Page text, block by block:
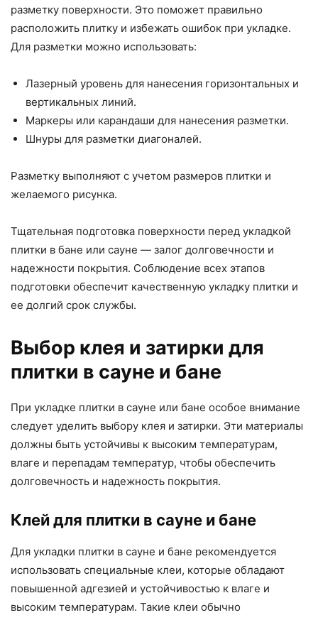
разметку поверхности. Это поможет правильно
расположить плитку и избежать ошибок при укладке.
Для разметки можно использовать:
Лазерный уровень для нанесения горизонтальных и
вертикальных линий.
Маркеры или карандаши для нанесения разметки.
Шнуры для разметки диагоналей.
Разметку выполняют с учетом размеров плитки и
желаемого рисунка.
Тщательная подготовка поверхности перед укладкой
плитки в бане или сауне — залог долговечности и
надежности покрытия. Соблюдение всех этапов
подготовки обеспечит качественную укладку плитки и
ее долгий срок службы.
Выбор клея и затирки для
плитки в сауне и бане
При укладке плитки в сауне или бане особое внимание
следует уделить выбору клея и затирки. Эти материалы
должны быть устойчивы к высоким температурам,
влаге и перепадам температур, чтобы обеспечить
долговечность и надежность покрытия.
Клей для плитки в сауне и бане
Для укладки плитки в сауне и бане рекомендуется
использовать специальные клеи, которые обладают
повышенной адгезией и устойчивостью к влаге и
высоким температурам. Такие клеи обычно